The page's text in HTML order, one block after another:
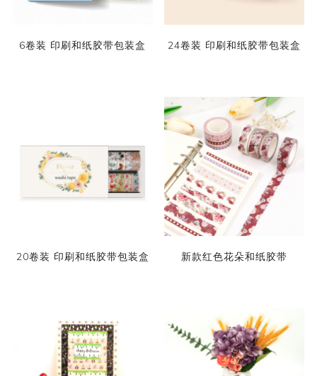
6卷装 印刷和纸胶带包装盒 24卷装 印刷和纸胶带包装盒
20卷装 印刷和纸胶带包装盒 新款红色花朵和纸胶带